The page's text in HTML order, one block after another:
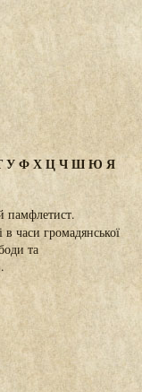
УФХЦЧШЮЯ
памфлетист.
в часи громадянської
та